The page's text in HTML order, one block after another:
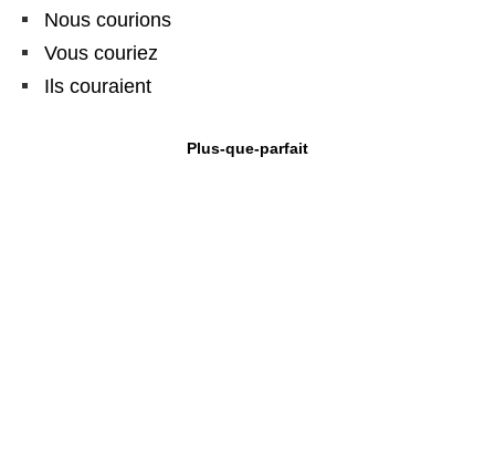
Nous courions
Vous couriez
Ils couraient
Plus-que-parfait